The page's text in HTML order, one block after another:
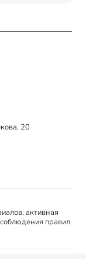
20
активная
правил